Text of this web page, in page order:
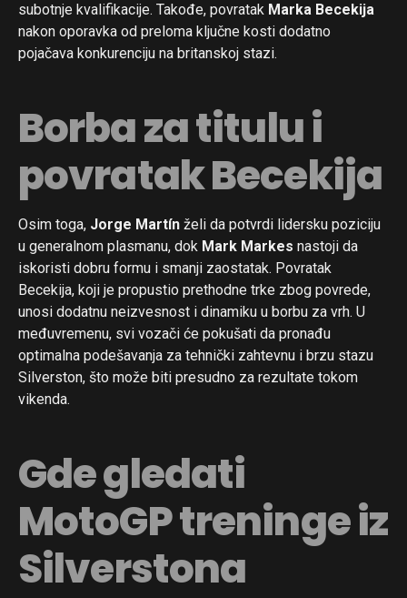
subotnje kvalifikacije. Takođe, povratak Marka Becekija
nakon oporavka od preloma ključne kosti dodatno
pojačava konkurenciju na britanskoj stazi.
Borba za titulu i
povratak Becekija
Osim toga, Jorge Martín želi da potvrdi lidersku poziciju
u generalnom plasmanu, dok Mark Markes nastoji da
iskoristi dobru formu i smanji zaostatak. Povratak
Becekija, koji je propustio prethodne trke zbog povrede,
unosi dodatnu neizvesnost i dinamiku u borbu za vrh. U
međuvremenu, svi vozači će pokušati da pronađu
optimalna podešavanja za tehnički zahtevnu i brzu stazu
Silverston, što može biti presudno za rezultate tokom
vikenda.
Gde gledati
MotoGP treninge iz
Silverstona